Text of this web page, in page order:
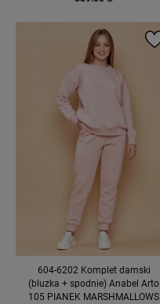
604-6202 Komplet damski
(bluzka + spodnie) Anabel Arto
105 PIANEK MARSHMALLOWS